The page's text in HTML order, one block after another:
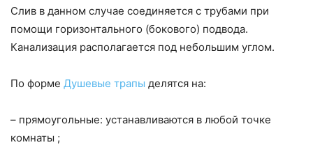
Слив в данном случае соединяется с трубами при
помощи горизонтального (бокового) подвода.
Канализация располагается под небольшим углом.
По форме Душевые трапы делятся на:
– прямоугольные: устанавливаются в любой точке
комнаты ;